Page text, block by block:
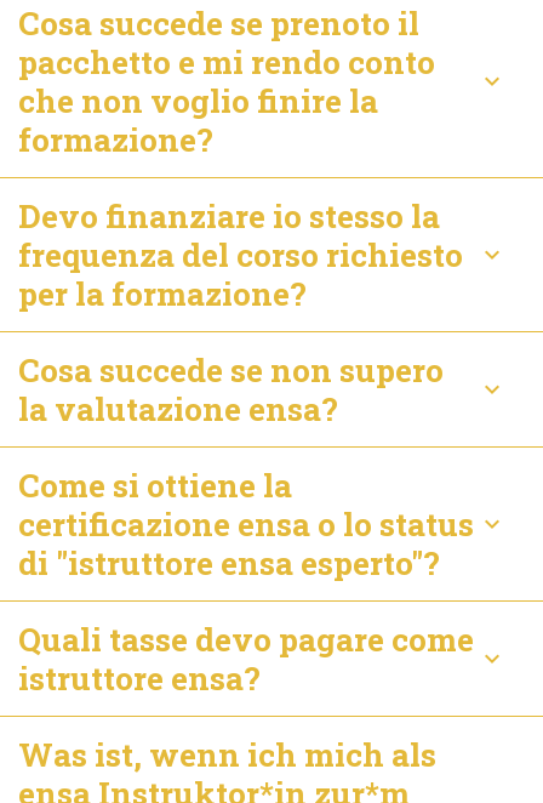
Cosa succede se prenoto il
pacchetto e mi rendo conto
che non voglio finire la
formazione?
keyboard_arrow_down
Devo finanziare io stesso la
frequenza del corso richiesto
per la formazione?
keyboard_arrow_down
Cosa succede se non supero
la valutazione ensa?
keyboard_arrow_down
Come si ottiene la
certificazione ensa o lo status
di "istruttore ensa esperto"?
keyboard_arrow_down
Quali tasse devo pagare come
istruttore ensa?
keyboard_arrow_down
Was ist, wenn ich mich als
ensa Instruktor*in zur*m